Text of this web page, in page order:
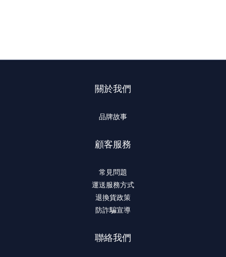
關於我們
品牌故事
顧客服務
常見問題
運送服務方式
退換貨政策
防詐騙宣導
聯絡我們